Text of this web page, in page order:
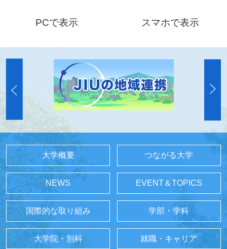
PCで表示 スマホで表示
大学概要 つながる大学
NEWS EVENT＆TOPICS
国際的な取り組み 学部・学科
大学院・別科 就職・キャリア